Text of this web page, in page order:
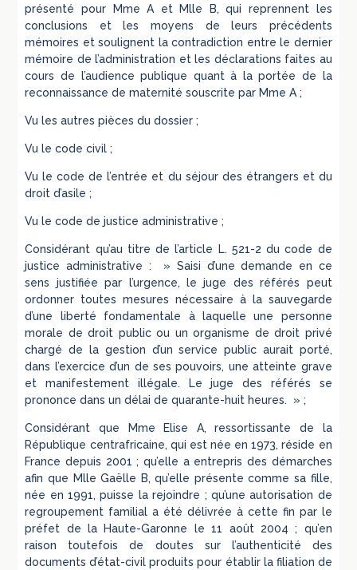
présenté pour Mme A et Mlle B, qui reprennent les
conclusions et les moyens de leurs précédents
mémoires et soulignent la contradiction entre le dernier
mémoire de l’administration et les déclarations faites au
cours de l’audience publique quant à la portée de la
reconnaissance de maternité souscrite par Mme A ;
Vu les autres pièces du dossier ;
Vu le code civil ;
Vu le code de l’entrée et du séjour des étrangers et du
droit d’asile ;
Vu le code de justice administrative ;
Considérant qu’au titre de l’article L. 521-2 du code de
justice administrative : » Saisi d’une demande en ce
sens justifiée par l’urgence, le juge des référés peut
ordonner toutes mesures nécessaire à la sauvegarde
d’une liberté fondamentale à laquelle une personne
morale de droit public ou un organisme de droit privé
chargé de la gestion d’un service public aurait porté,
dans l’exercice d’un de ses pouvoirs, une atteinte grave
et manifestement illégale. Le juge des référés se
prononce dans un délai de quarante-huit heures. » ;
Considérant que Mme Elise A, ressortissante de la
République centrafricaine, qui est née en 1973, réside en
France depuis 2001 ; qu’elle a entrepris des démarches
afin que Mlle Gaëlle B, qu’elle présente comme sa fille,
née en 1991, puisse la rejoindre ; qu’une autorisation de
regroupement familial a été délivrée à cette fin par le
préfet de la Haute-Garonne le 11 août 2004 ; qu’en
raison toutefois de doutes sur l’authenticité des
documents d’état-civil produits pour établir la filiation de